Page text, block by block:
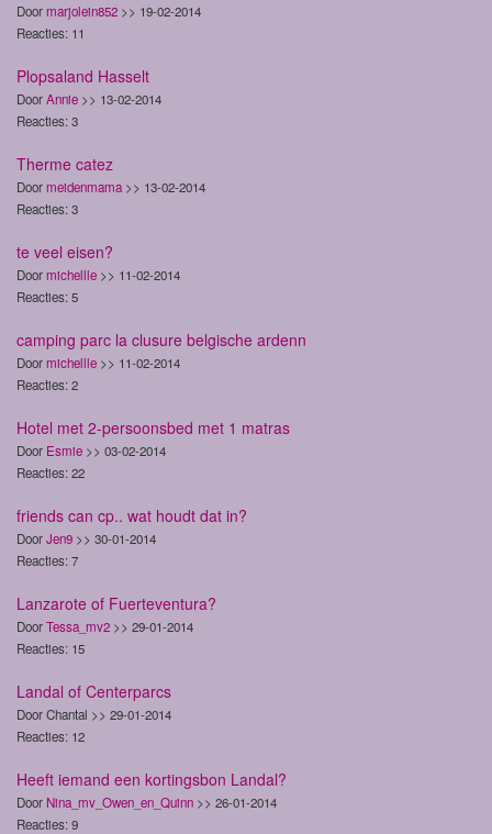
Doormarjolein852 >> 19-02-2014
Reacties: 11
Plopsaland Hasselt
DoorAnnie >> 13-02-2014
Reacties: 3
Therme catez
Doormeidenmama >> 13-02-2014
Reacties: 3
te veel eisen?
Doormichellle >> 11-02-2014
Reacties: 5
camping parc la clusure belgische ardenn
Doormichellle >> 11-02-2014
Reacties: 2
Hotel met 2-persoonsbed met 1 matras
Door Esmie >> 03-02-2014
Reacties: 22
friends can cp.. wat houdt dat in?
DoorJen9 >> 30-01-2014
Reacties: 7
Lanzarote of Fuerteventura?
DoorTessa_mv2 >> 29-01-2014
Reacties: 15
Landal of Centerparcs
Door Chantal >> 29-01-2014
Reacties: 12
Heeft iemand een kortingsbon Landal?
Door Nina_mv_Owen_en_Quinn >> 26-01-2014
Reacties: 9